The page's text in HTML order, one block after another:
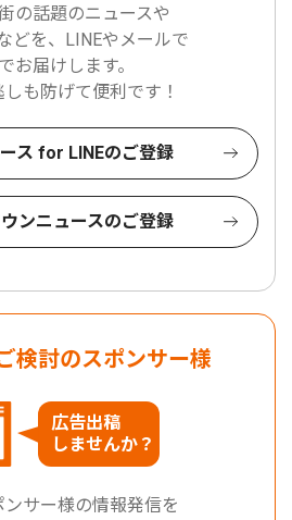
の話題のニュースや
どを、LINEやメールで
お届けします。
も防げて便利です！
ス for LINEのご登録
ンニュースのご登録
検討のスポンサー様
広告出稿
しませんか？
ンサー様の情報発信を